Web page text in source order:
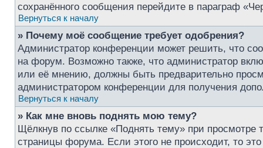
сохранённого сообщения перейдите в параграф
Вернуться к началу
» Почему моё сообщение требует одобрения?
Администратор конференции может решить, что
на форум. Возможно также, что администратор
или её мнению, должны быть предварительно
администратором конференции для получения
Вернуться к началу
» Как мне вновь поднять мою тему?
Щёлкнув по ссылке «Поднять тему» при
страницы форума. Если этого не происходит, то